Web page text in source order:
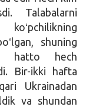
Talabalarni
shuning
hatto hech
Bir-ikki hafta
Ukrainadan
va shundan